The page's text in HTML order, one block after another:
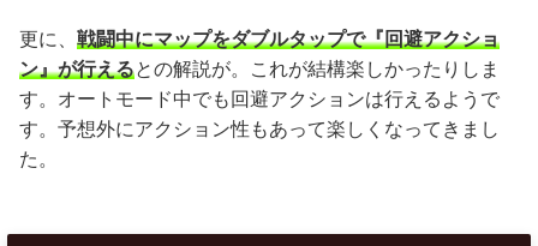
更に、 戦闘中にマップをダブルタップで『回避アクショ
ン』が行えるとの解説が。これが結構楽しかったりしま
す。オートモード中でも回避アクションは行えるようで
す。予想外にアクション性もあって楽しくなってきまし
た。